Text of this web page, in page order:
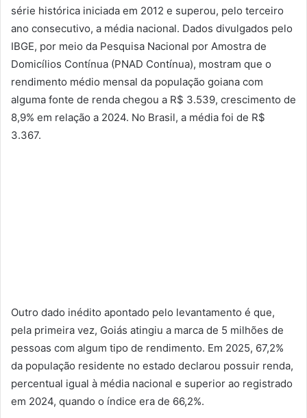
série histórica iniciada em 2012 e superou, pelo terceiro
ano consecutivo, a média nacional. Dados divulgados pelo
IBGE, por meio da Pesquisa Nacional por Amostra de
Domicílios Contínua (PNAD Contínua), mostram que o
rendimento médio mensal da população goiana com
alguma fonte de renda chegou a R$ 3.539, crescimento de
8,9% em relação a 2024. No Brasil, a média foi de R$
3.367.
Outro dado inédito apontado pelo levantamento é que,
pela primeira vez, Goiás atingiu a marca de 5 milhões de
pessoas com algum tipo de rendimento. Em 2025, 67,2%
da população residente no estado declarou possuir renda,
percentual igual à média nacional e superior ao registrado
em 2024, quando o índice era de 66,2%.